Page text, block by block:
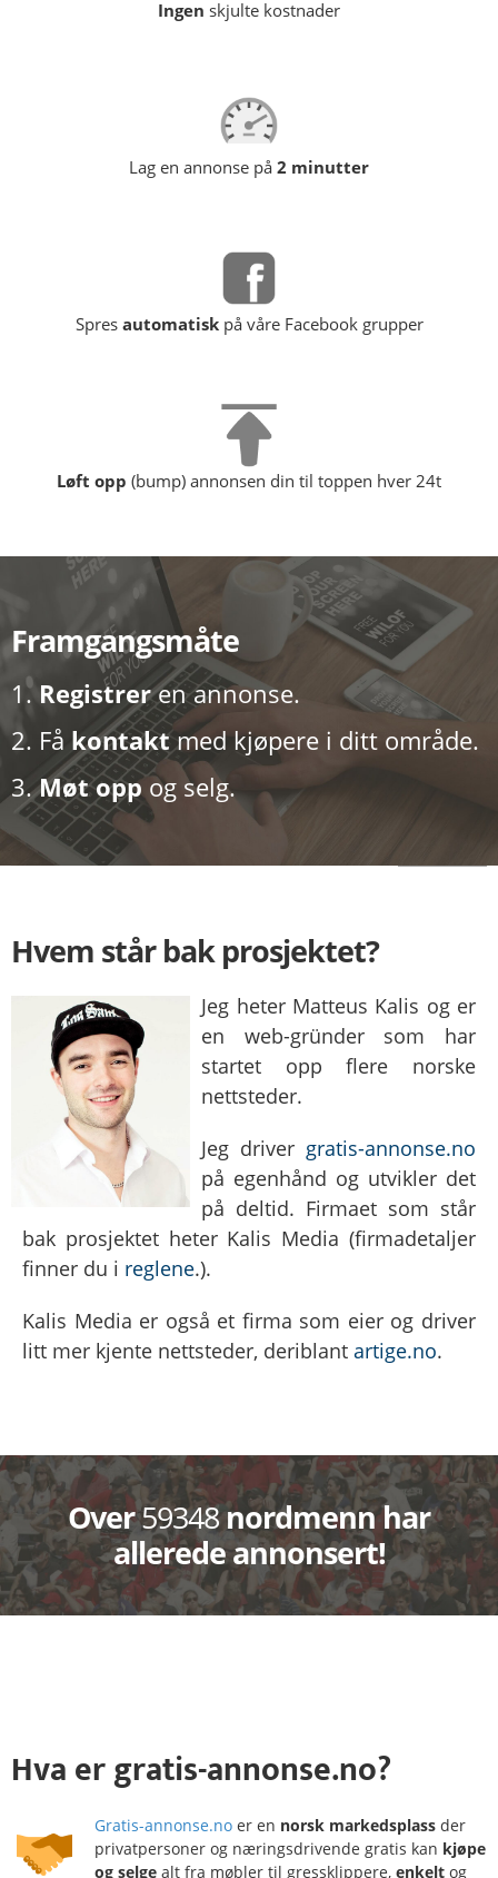
Ingen skjulte kostnader
Lag en annonse på 2 minutter
Spres automatiskpå våre Facebook grupper
Løft opp (bump) annonsen din til toppen hver 24t
Framgangsmåte
1. Registreren annonse.
2. Få kontaktmed kjøpere i ditt område.
3.Møt oppog selg.
Hvem står bak prosjektet?
Jeg heter Matteus Kalis og er
en web-gründer som har
startet opp flere norske
nettsteder.
Jeg driver gratis-annonse.no
på egenhånd og utvikler det
på deltid. Firmaet som står
bak prosjektet heter Kalis Media (firmadetaljer
finner du i reglene.).
Kalis Media er også et firma som eier og driver
litt mer kjente nettsteder, deriblant artige.no.
Over59348nordmenn har
allerede annonsert!
Hvaergratis-annonse.no?
Gratis-annonse.no er en norsk markedsplass der
privatpersoner og næringsdrivende gratis kan kjøpe
og selge alt fra møbler til gressklippere, enkelt og